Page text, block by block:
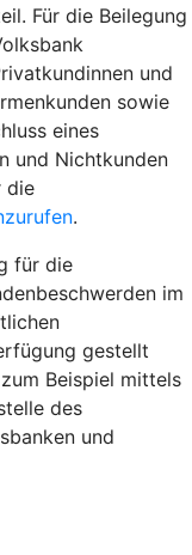
Für die Beilegung
und
sowie
eines
und Nichtkunden
die
.
für die
im
gestellt
Beispiel mittels
des
und